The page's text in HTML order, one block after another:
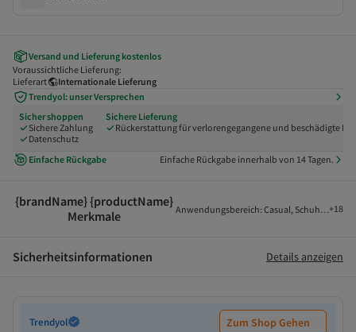
Versand und Lieferung kostenlos
Voraussichtliche Lieferung:
Lieferart
Internationale Lieferung
Trendyol: unser Versprechen
Sicher shoppen
Sichere Zahlung
Datenschutz
Sichere Lieferung
Rückerstattung für verlorengegangene und beschädigte
Einfache Rückgabe Einfache Rückgabe innerhalb von 14 Tagen.
{brandName} {productName}
Merkmale
Anwendungsbereich: Casual, +18
Sicherheitsinformationen Details anzeigen
Trendyol Zum Shop Gehen